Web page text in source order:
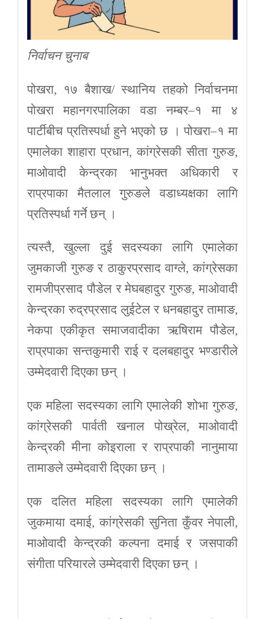
निर्वाचन चुनाब
पोखरा, १७ बैशाख/ स्थानिय तहको निर्वाचनमा
पोखरा महानगरपालिका वडा नम्बर–१ मा ४
पार्टीबीच प्रतिस्पर्धा हुने भएको छ । पोखरा–१ मा
एमालेका शाहारा प्रधान, कांग्रेसकी सीता गुरुङ,
माओवादी केन्द्रका भानुभक्त अधिकारी र
राप्रपाका मैतलाल गुरुङले वडाध्यक्षका लागि
प्रतिस्पर्धा गर्ने छन् ।
त्यस्तै, खुल्ला दुई सदस्यका लागि एमालेका
जुमकाजी गुरुङ र ठाकुरप्रसाद वाग्ले, कांग्रेसका
रामजीप्रसाद पौडेल र मेघबहादुर गुरुङ, माओवादी
केन्द्रका रुद्रप्रसाद लुईटेल र धनबहादुर तामाङ,
नेकपा एकीकृत समाजवादीका ऋषिराम पौडेल,
राप्रपाका सन्तकुमारी राई र दलबहादुर भण्डारीले
उम्मेदवारी दिएका छन् ।
एक महिला सदस्यका लागि एमालेकी शोभा गुरुङ,
कांग्रेसकी पार्वती खनाल पोख्रेल, माओवादी
केन्द्रकी मीना कोइराला र राप्रपाकी नानुमाया
तामाङले उम्मेदवारी दिएका छन् ।
एक दलित महिला सदस्यका लागि एमालेकी
जुकमाया दमाई, कांग्रेसकी सुनिता कुँवर नेपाली,
माओवादी केन्द्रकी कल्पना दमाई र जसपाकी
संगीता परियारले उम्मेदवारी दिएका छन् ।